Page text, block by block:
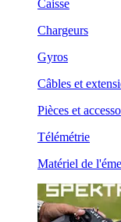
Caisse
Chargeurs
Gyros
Câbles et
Pièces et
Télémétrie
Matériel de